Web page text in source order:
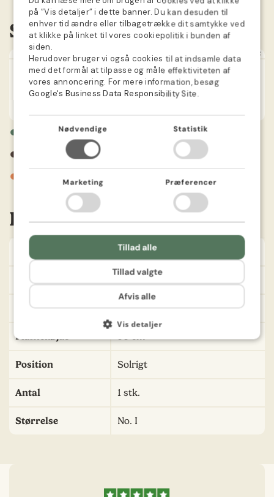
Såkalender
JUN DEC
● Forspiring
●
● Blomstrer
Information
Farve Lilla
Sådybde 10-15 cm
Såafstand 50 cm
Plantehøjde 90 cm
Position Solrigt
Antal 1 stk.
Størrelse No. I
GERMAN
SWEDISH
NORWEGIAN
DUTCH
FRENCH
på ”Vis detaljer” i dette banner. Du kan desuden til
enhver tid ændre eller tilbagetrække dit samtykke ved
at klikke på linket til vores cookiepolitik i bunden af
siden.
Herudover bruger vi også cookies til at indsamle data
med det formål at tilpasse og måle effektiviteten af
vores annoncering. For mere information, besøg
Google's Business Data Responsibility Site.
Nødvendige Statistik
Marketing Præferencer
Tillad valgte
Tillad alle
Afvis alle
Vis detaljer